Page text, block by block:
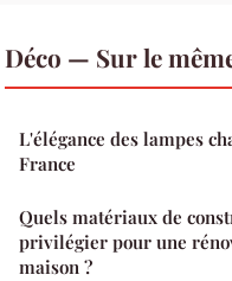
Déco — Sur le
L'élégance des lampes
France
Quels matériaux de
privilégier pour une
maison ?